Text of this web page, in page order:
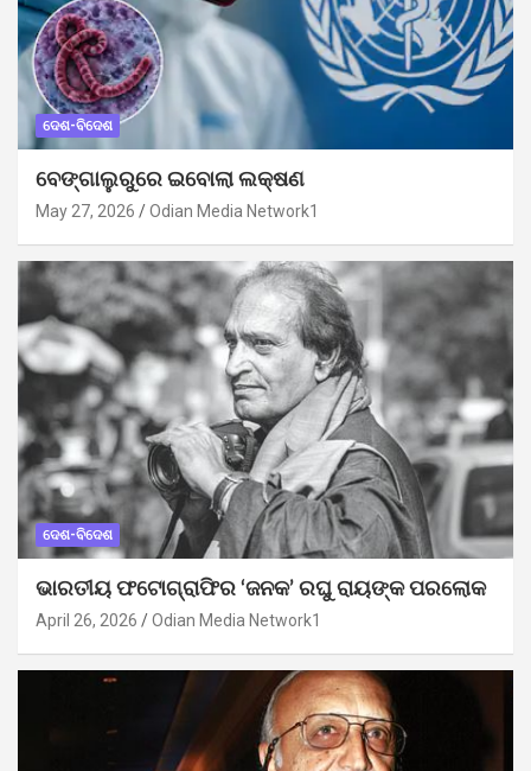
ଦେଶ-ବିଦେଶ
ବେଙ୍ଗାଲୁରୁରେ ଇବୋଲା ଲକ୍ଷଣ
May 27, 2026 Odian Media Network1
ଦେଶ-ବିଦେଶ
ଭାରତୀୟ ଫଟୋଗ୍ରାଫିର ‘ଜନକ’ ରଘୁ ରାୟଙ୍କ ପରଲୋକ
April 26, 2026 Odian Media Network1